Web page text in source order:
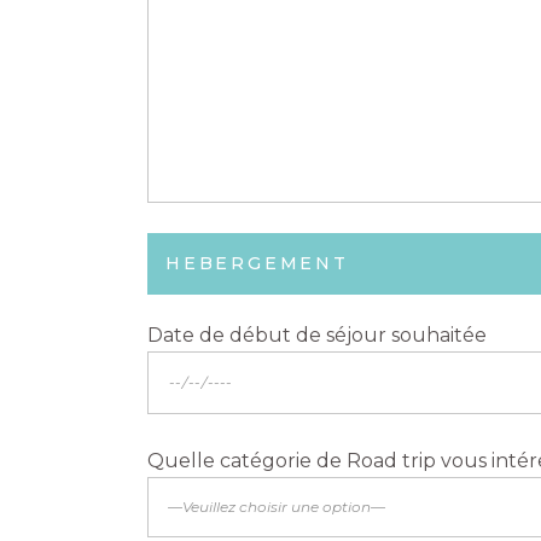
HEBERGEMENT
Date de début de séjour souhaitée
Quelle catégorie de Road trip vous